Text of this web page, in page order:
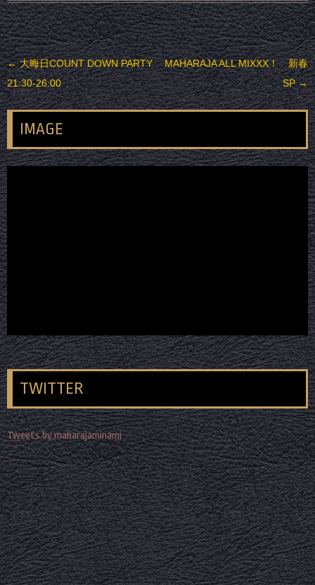
投稿ナビゲーション
←大晦日COUNT DOWN PARTY
21:30-26:00
MAHARAJA ALL MIXXX！ 新春
SP→
IMAGE
TWITTER
Tweets by maharajaminami